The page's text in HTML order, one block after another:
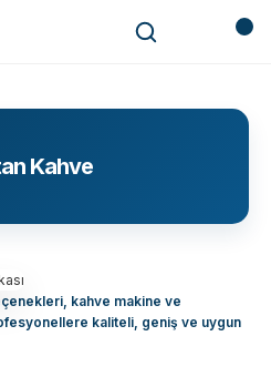
Kahve
kahve makine ve
kaliteli, geniş ve uygun